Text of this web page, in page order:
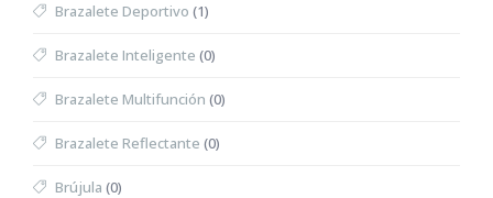
Brazalete Deportivo (1)
Brazalete Inteligente (0)
Brazalete Multifunción (0)
Brazalete Reflectante (0)
Brújula (0)